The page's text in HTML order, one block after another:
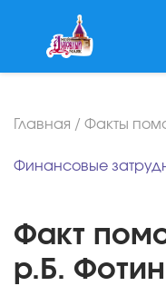
Главная / Факты
Финансовые
Факт
р.Б.